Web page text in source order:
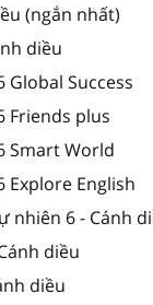
(ngắn nhất)
diều
Global Success
Friends plus
Smart World
Explore English
nhiên 6 - Cánh
diều
diều